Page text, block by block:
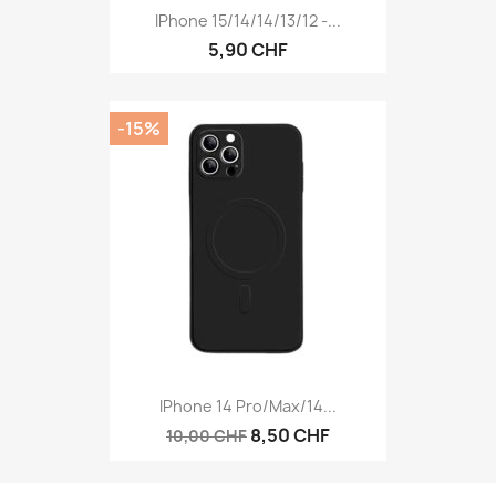
IPhone 15/14/14/13/12 -...
5,90 CHF
IPhone 14 Pro/Max/14...
10,00 CHF 8,50 CHF
-15%